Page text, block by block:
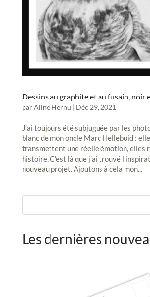
Dessins au graphite et au fusain, noir
parAline Hernu | Déc 29, 2021
J’ai toujours été subjuguée par les
blanc de mon oncle Marc Helleboid :
transmettent une réelle émotion, elles
histoire. C’est là que j’ai trouvé
nouveau projet. Ajoutons à cela mon...
Les dernières